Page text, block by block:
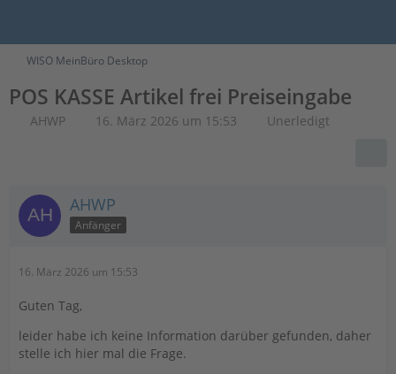
WISO MeinBüro Desktop
POS KASSE Artikel frei Preiseingabe
AHWP 16. März 2026 um 15:53 Unerledigt
AHWP
Anfänger
16. März 2026 um 15:53
Guten Tag,
leider habe ich keine Information darüber gefunden, daher
stelle ich hier mal die Frage.